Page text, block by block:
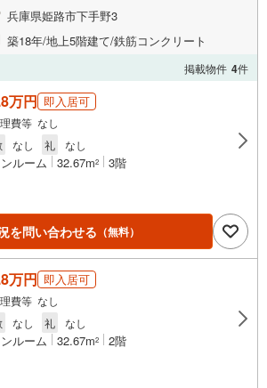
兵庫県姫路市下手野3
築18年/地上5階建て/鉄筋コンクリート
掲載物件 4件
万円 即入居可
費等 なし
なし 礼 なし
ルーム 32.67m2 3階
を問い合わせる （無料）
万円 即入居可
費等 なし
なし 礼 なし
ルーム 32.67m2 2階